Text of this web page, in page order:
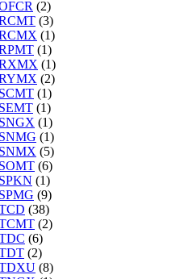
(2)
(3)
(1)
(1)
(1)
(2)
(1)
(1)
(1)
(1)
(5)
(6)
(1)
(9)
(38)
(2)
(6)
(2)
(8)